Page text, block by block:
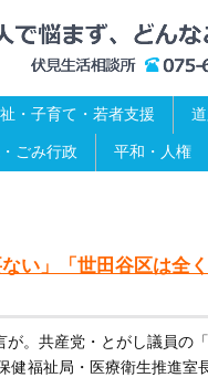
・子育て・若者支援
ごみ行政 平和・人権
い」「世田谷区は全
。共産党・とがし議員の
健福祉局・医療衛生推進室